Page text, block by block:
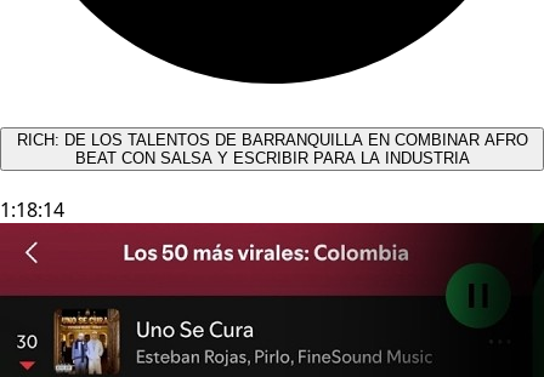
RICH: DE LOS TALENTOS DE BARRANQUILLA EN COMBINAR AFRO
BEAT CON SALSA Y ESCRIBIR PARA LA INDUSTRIA
1:18:14